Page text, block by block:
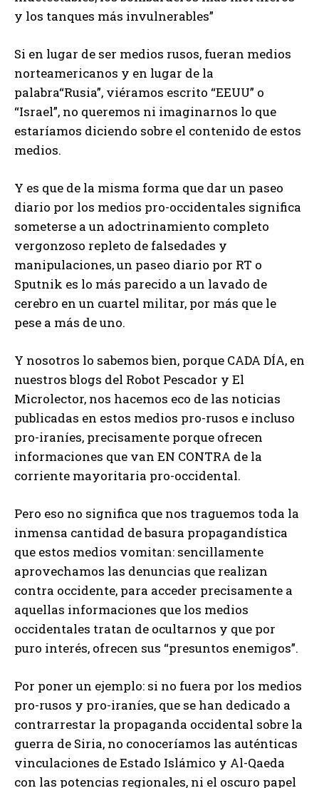
y los tanques más invulnerables”
Si en lugar de ser medios rusos, fueran medios
norteamericanos y en lugar de la
palabra“Rusia”, viéramos escrito “EEUU” o
“Israel”, no queremos ni imaginarnos lo que
estaríamos diciendo sobre el contenido de estos
medios.
Y es que de la misma forma que dar un paseo
diario por los medios pro-occidentales significa
someterse a un adoctrinamiento completo
vergonzoso repleto de falsedades y
manipulaciones, un paseo diario por RT o
Sputnik es lo más parecido a un lavado de
cerebro en un cuartel militar, por más que le
pese a más de uno.
Y nosotros lo sabemos bien, porque CADA DÍA, en
nuestros blogs del Robot Pescador y El
Microlector, nos hacemos eco de las noticias
publicadas en estos medios pro-rusos e incluso
pro-iraníes, precisamente porque ofrecen
informaciones que van EN CONTRA de la
corriente mayoritaria pro-occidental.
Pero eso no significa que nos traguemos toda la
inmensa cantidad de basura propagandística
que estos medios vomitan: sencillamente
aprovechamos las denuncias que realizan
contra occidente, para acceder precisamente a
aquellas informaciones que los medios
occidentales tratan de ocultarnos y que por
puro interés, ofrecen sus “presuntos enemigos”.
Por poner un ejemplo: si no fuera por los medios
pro-rusos y pro-iraníes, que se han dedicado a
contrarrestar la propaganda occidental sobre la
guerra de Siria, no conoceríamos las auténticas
vinculaciones de Estado Islámico y Al-Qaeda
con las potencias regionales, ni el oscuro papel